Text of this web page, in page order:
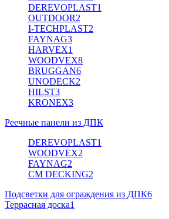
DEREVOPLAST1
OUTDOOR2
I-TECHPLAST2
FAYNAG3
HARVEX1
WOODVEX8
BRUGGAN6
UNODECK2
HILST3
KRONEX3
Реечные панели из ДПК
DEREVOPLAST1
WOODVEX2
FAYNAG2
CM DECKING2
Подсветки для ограждения из ДПК6
Террасная доска1